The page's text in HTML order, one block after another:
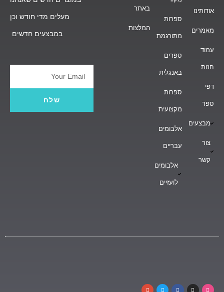
אודותינו
מאמרים
עמוד
חנות
דפי
ספר
מבצעים
צור
קשר
ספרות
מתורגמת
ספרים
באנגלית
ספרות
מקצועית
אלבומים
עבריים
אלבומים
לועזיים
באתר
המלצות
מעלים מדי חודש וכן
במבצעים חדשים
Email
שלח
D
I
F
T
G